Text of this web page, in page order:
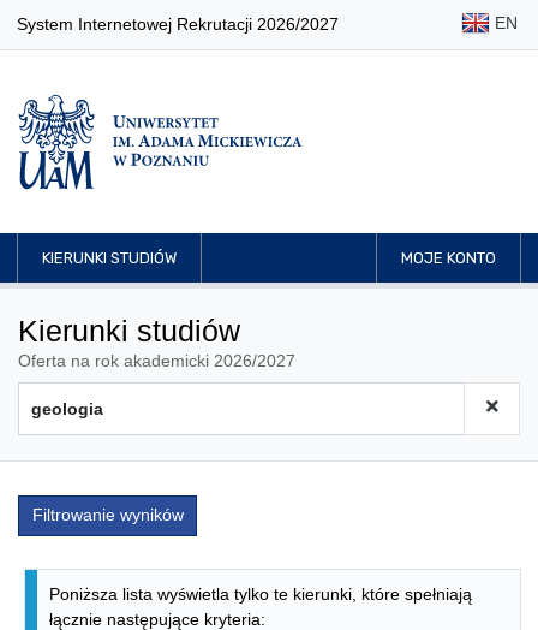
System Internetowej Rekrutacji 2026/2027 EN
KIERUNKI STUDIÓW MOJE KONTO
Kierunki studiów
Oferta na rok akademicki 2026/2027
Filtrowanie wyników
Lista kierunków - indeks alfabetyczny
Poniższa lista wyświetla tylko te kierunki, które spełniają
łącznie następujące kryteria: